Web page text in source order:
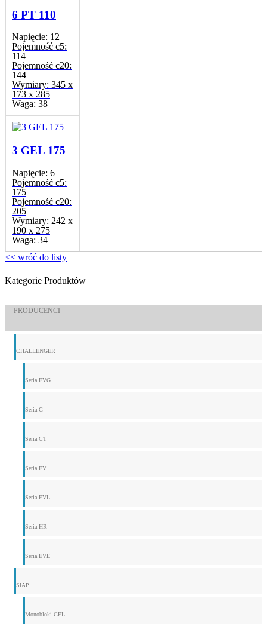
6 PT 110
Napięcie: 12
Pojemność c5:
114
Pojemność c20:
144
Wymiary: 345 x
173 x 285
Waga: 38
3 GEL 175
Napięcie: 6
Pojemność c5:
175
Pojemność c20:
205
Wymiary: 242 x
190 x 275
Waga: 34
<< wróć do listy
Kategorie Produktów
PRODUCENCI
CHALLENGER
Seria EVG
Seria G
Seria CT
Seria EV
Seria EVL
Seria HR
Seria EVE
SIAP
Monobloki GEL